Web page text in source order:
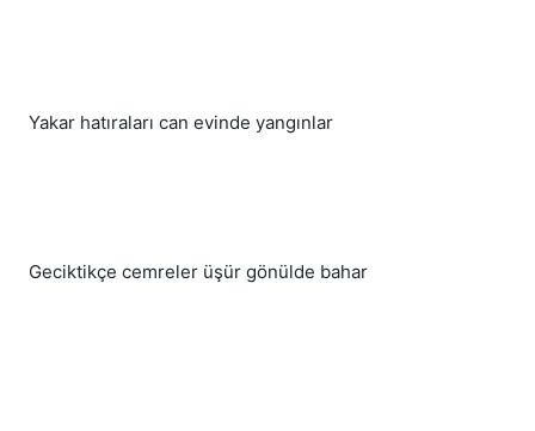
Yakar hatıraları can evinde yangınlar
Geciktikçe cemreler üşür gönülde bahar